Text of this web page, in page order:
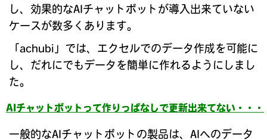
し、効果的なAIチャットボットが導入出来ていない
ケースが数多くあります。
「achubi」では、エクセルでのデータ作成を可能に
し、だれにでもデータを簡単に作れるようにしまし
た。
AIチャットボットって作りっぱなしで更新出来てない・・・
一般的なAIチャットボットの製品は、AIへのデータ